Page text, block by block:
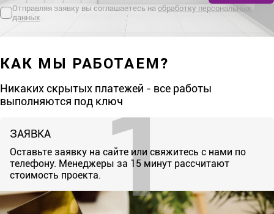
Отправляя заявку вы соглашаетесь на обработку персональных
данных.
КАК МЫ РАБОТАЕМ?
Никаких скрытых платежей - все работы
выполняются под ключ
ЗАЯВКА
Оставьте заявку на сайте или свяжитесь с нами по
телефону. Менеджеры за 15 минут рассчитают
стоимость проекта.